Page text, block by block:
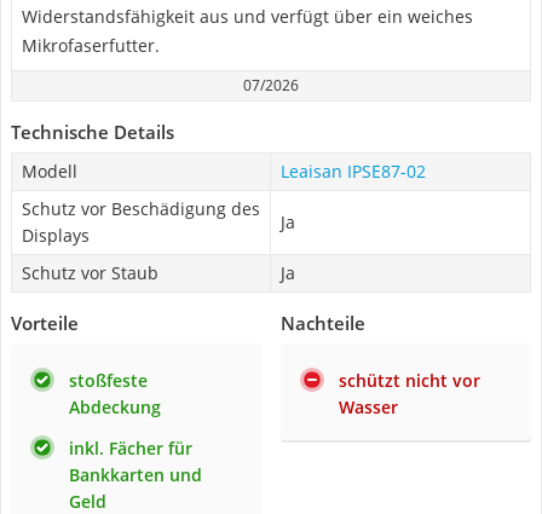
Widerstandsfähigkeit aus und verfügt über ein weiches
Mikrofaserfutter.
07/2026
Technische Details
Modell
Leaisan IPSE87-02
Schutz vor Beschädigung des
Displays
Ja
Schutz vor Staub Ja
Vorteile
stoßfeste
Abdeckung
inkl. Fächer für
Bankkarten und
Geld
Nachteile
schützt nicht vor
Wasser